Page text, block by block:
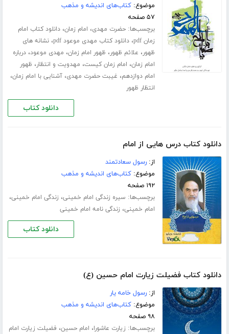
موضوع:کتاب‌های اندیشه و مذهب
۵۷ صفحه
برچسب‌ها:حضرت مهدی، امام زمان،دانلود کتاب امام
زمان pdf
،دانلود کتاب مهدی موعود pdf ،نشانه های
ظهور، علائم ظهور، ظهور امام زمان، مهدی موعود،درباره
امام زمان، امام زمان کیست، مهدویت و انتظار، ظهور
امام دوازدهم، غیبت حضرت مهدی،آشنایی با امام زمان،
انتظار ظهور
دانلود کتاب
دانلود کتاب درس هایی از امام
از:رسول سعادتمند
موضوع:کتاب‌های اندیشه و مذهب
۱۹۲ صفحه
برچسب‌ها: سیره زندگی امام خمینی، زندگی امام خمینی،
امام خمینی، زندگی نامه امام خمینی
دانلود کتاب
دانلود کتاب فضیلت زیارت امام حسین (ع)
از:رسول خامه یار
موضوع:کتاب‌های اندیشه و مذهب
۹۸ صفحه
برچسب‌ها: زیارت عاشورا، امام حسین، فضیلت زیارت امام